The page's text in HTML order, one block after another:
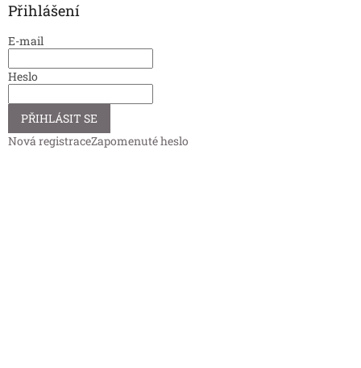
Přihlášení
E-mail
Heslo
PŘIHLÁSIT SE
Nová registraceZapomenuté heslo